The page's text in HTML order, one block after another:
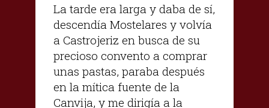
La tarde era larga y daba de sí,
descendía Mostelares y volvía
a Castrojeriz en busca de su
precioso convento a comprar
unas pastas, paraba después
en la mítica fuente de la
Canvija, y me dirigía a la